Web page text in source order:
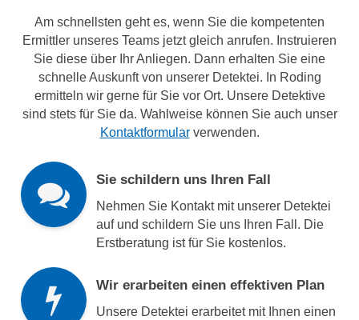
Am schnellsten geht es, wenn Sie die kompetenten
Ermittler unseres Teams jetzt gleich anrufen. Instruieren
Sie diese über Ihr Anliegen. Dann erhalten Sie eine
schnelle Auskunft von unserer Detektei. In Roding
ermitteln wir gerne für Sie vor Ort. Unsere Detektive
sind stets für Sie da. Wahlweise können Sie auch unser
Kontaktformularverwenden.
Sie schildern uns Ihren Fall
Nehmen Sie Kontakt mit unserer Detektei
auf und schildern Sie uns Ihren Fall. Die
Erstberatung ist für Sie kostenlos.
Wir erarbeiten einen effektiven Plan
Unsere Detektei erarbeitet mit Ihnen einen